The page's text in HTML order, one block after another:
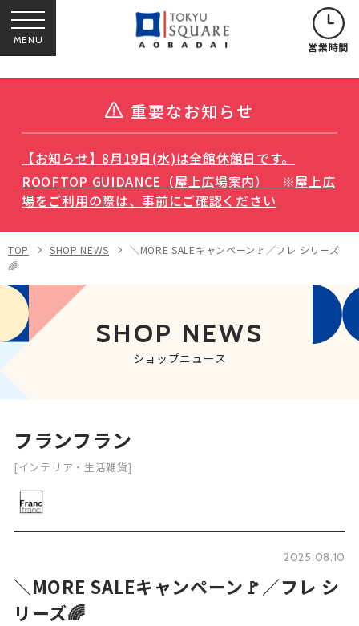
MENU 営業時間
重要なお知らせ
【お知らせ】8月19日(水)は全館休館日です。
ROOFTOP GUIDANCE（屋上広場案内） ※屋上広
場をご利用の際は、事前にご確認ください
TOP SHOP NEWS
＼MORE SALEキャンペーン🚩／フレ シリーズ
🌈
SHOP NEWS
ショップニュース
フランフラン
[インテリア・生活雑貨]
2025.08.10
＼MORE SALEキャンペーン🚩／フレ シ
リーズ🌈